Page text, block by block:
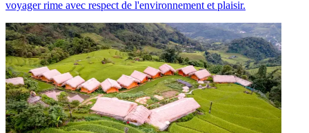
voyager rime avec respect de l'environnement et plaisir.